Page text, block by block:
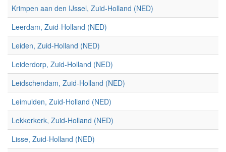
Krimpen aan den IJssel, Zuid-Holland (NED)
Leerdam, Zuid-Holland (NED)
Leiden, Zuid-Holland (NED)
Leiderdorp, Zuid-Holland (NED)
Leidschendam, Zuid-Holland (NED)
Leimuiden, Zuid-Holland (NED)
Lekkerkerk, Zuid-Holland (NED)
Lisse, Zuid-Holland (NED)